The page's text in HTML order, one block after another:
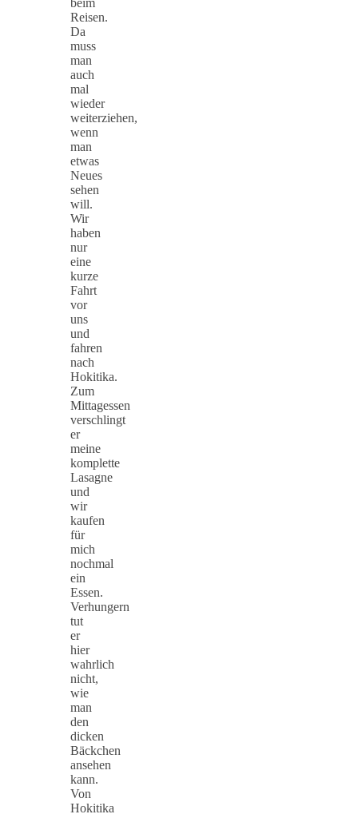
Reisen.
Da
muss
man
auch
mal
wieder
weiterziehen,
wenn
man
etwas
Neues
sehen
will.
Wir
haben
nur
eine
kurze
Fahrt
vor
uns
und
fahren
nach
Hokitika.
Zum
Mittagessen
verschlingt
er
meine
komplette
Lasagne
und
wir
kaufen
für
mich
nochmal
ein
Essen.
Verhungern
tut
er
hier
wahrlich
nicht,
wie
man
den
dicken
Bäckchen
ansehen
kann.
Von
Hokitika